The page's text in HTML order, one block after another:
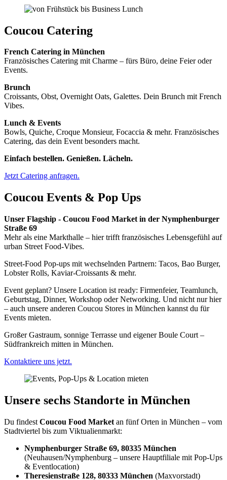
Coucou Catering
French Catering in München
Französisches Catering mit Charme – fürs Büro, deine Feier oder
Events.
Brunch
Croissants, Obst, Overnight Oats, Galettes. Dein Brunch mit French
Vibes.
Lunch & Events
Bowls, Quiche, Croque Monsieur, Focaccia & mehr. Französisches
Catering, das dein Event besonders macht.
Einfach bestellen. Genießen. Lächeln.
Jetzt Catering anfragen.
Coucou Events & Pop Ups
Unser Flagship - Coucou Food Market in der Nymphenburger
Straße 69
Mehr als eine Markthalle – hier trifft französisches Lebensgefühl auf
urban Street Food-Vibes.
Street-Food Pop-ups mit wechselnden Partnern: Tacos, Bao Burger,
Lobster Rolls, Kaviar-Croissants & mehr.
Event geplant? Unsere Location ist ready: Firmenfeier, Teamlunch,
Geburtstag, Dinner, Workshop oder Networking. Und nicht nur hier
– auch unsere anderen Coucou Stores in München kannst du für
Events mieten.
Großer Gastraum, sonnige Terrasse und eigener Boule Court –
Südfrankreich mitten in München.
Kontaktiere uns jetzt.
Unsere sechs Standorte in München
Du findest Coucou Food Market an fünf Orten in München – vom
Stadtviertel bis zum Viktualienmarkt:
Nymphenburger Straße 69, 80335 München
(Neuhausen/Nymphenburg – unsere Hauptfiliale mit Pop-Ups
& Eventlocation)
Theresienstraße 128, 80333 München (Maxvorstadt)